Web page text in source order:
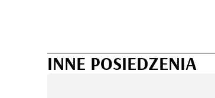
INNE POSIEDZENIA